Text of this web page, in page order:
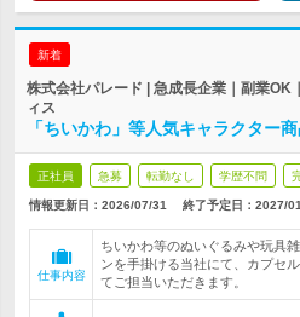
新着
株式会社パレード | 急成長企業｜副業OK
ィス
「ちいかわ」等人気キャラクター
正社員 急募 転勤なし 学歴不問
情報更新日：2026/07/31 終了予定日： 2027/
仕事内容
ちいかわ等のぬいぐるみや玩具
ンを手掛ける当社にて、カプセ
てご担当いただきます。